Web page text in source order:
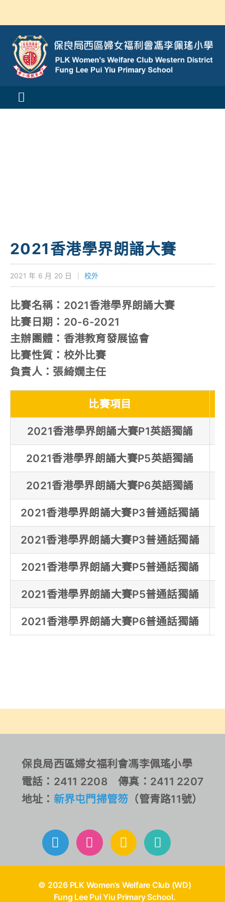
content
Toggle
我們的成就
對外聯繫
聯絡我們
2021香港學界朗誦大賽
2021 年 6 月 20 日 校外
比賽名稱：2021香港學界朗誦大賽
比賽日期：20-6-2021
主辦團體：香港教育發展協會
比賽性質：校外比賽
負責人：張綺嫺主任
比賽項目
2021香港學界朗誦大賽P1英語獨誦
2021香港學界朗誦大賽P5英語獨誦
2021香港學界朗誦大賽P6英語獨誦
2021香港學界朗誦大賽P3普通話獨誦
2021香港學界朗誦大賽P3普通話獨誦
2021香港學界朗誦大賽P5普通話獨誦
2021香港學界朗誦大賽P5普通話獨誦
2021香港學界朗誦大賽P6普通話獨誦
保良局西區婦女福利會馮李佩瑤小學
電話：2411 2208 傳真：2411 2207
地址： 新界屯門掃管笏 （管青路11號）
© 2026 PLK Women’s Welfare Club (WD)
Fung Lee Pui Yiu Primary School.